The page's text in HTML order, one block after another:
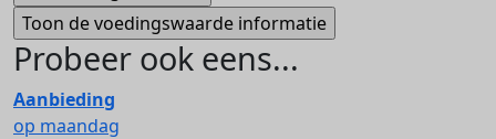
Probeer ook eens...
Aanbieding
op maandag